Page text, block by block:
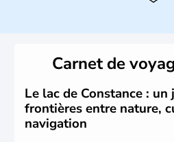
compte aujourd'hui plus de
L'Autriche a donné naissance
Mozart, Schubert, le
Schneider, Arnold
Gustav Mahler font partie
marquants de ces dernières
Carnet de
Le lac de Constance :
frontières entre nature,
navigation